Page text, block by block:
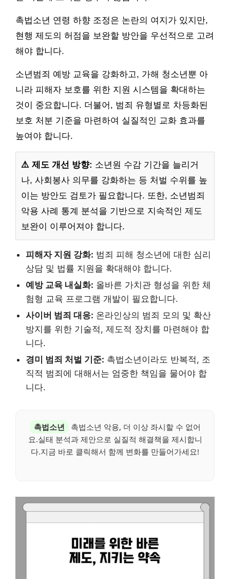
촉법소년 연령 하향 조정은 논란의 여지가 있지만,
현행 제도의 허점을 보완할 방안을 우선적으로 고려
해야 합니다.
소년범죄 예방 교육을 강화하고, 가해 청소년뿐 아
니라 피해자 보호를 위한 지원 시스템을 확대하는
것이 중요합니다. 더불어, 범죄 유형별로 차등화된
보호 처분 기준을 마련하여 실질적인 교화 효과를
높여야 합니다.
⚠️ 제도 개선 방향: 소년원 수감 기간을 늘리거
나, 사회봉사 의무를 강화하는 등 처벌 수위를 높
이는 방안도 검토가 필요합니다. 또한, 소년범죄
악용 사례 통계 분석을 기반으로 지속적인 제도
보완이 이루어져야 합니다.
피해자 지원 강화: 범죄 피해 청소년에 대한 심리
상담 및 법률 지원을 확대해야 합니다.
예방 교육 내실화: 올바른 가치관 형성을 위한 체
험형 교육 프로그램 개발이 필요합니다.
사이버 범죄 대응: 온라인상의 범죄 모의 및 확산
방지를 위한 기술적, 제도적 장치를 마련해야 합
니다.
경미 범죄 처벌 기준: 촉법소년이라도 반복적, 조
직적 범죄에 대해서는 엄중한 책임을 물어야 합
니다.
촉법소년
촉법소년 악용, 더 이상 좌시할 수 없어
요.실태 분석과 제안으로 실질적 해결책을 제시합니
다.지금 바로 클릭해서 함께 변화를 만들어가세요!